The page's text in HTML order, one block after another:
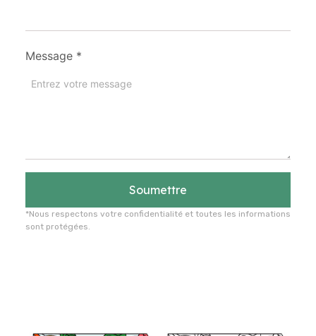
Message *
Soumettre
*Nous respectons votre confidentialité et toutes les informations
sont protégées.